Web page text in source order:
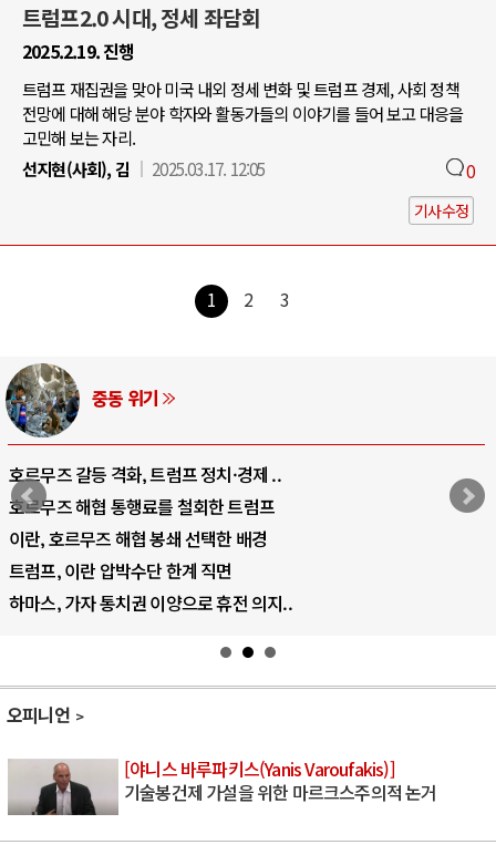
트럼프2.0 시대, 정세 좌담회
2025.2.19. 진행
트럼프 재집권을 맞아 미국 내외 정세 변화 및 트럼프 경제, 사회 정책
전망에 대해 해당 분야 학자와 활동가들의 이야기를 들어 보고 대응을
고민해 보는 자리.
선지현(사회), 김
2025.03.17. 12:05 0
기사수정
1 2 3
AI와 인간
중국 AI, 저가 공세로 글로벌 토큰 시..
AI 국부펀드 구상 놓고 미국 진보진영 ..
AI 데이터센터 반대 투쟁은 새로운 글로..
AI의 숨은 환경 비용: 데이터센터 확산..
AI는 어떻게 미국 민주주의를 잠식하고 ..
오피니언
[야니스 바루파키스(Yanis Varoufakis)]
기술봉건제 가설을 위한 마르크스주의적 논거